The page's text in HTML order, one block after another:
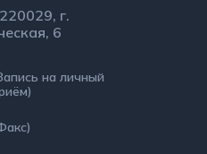
г.
6
на личный